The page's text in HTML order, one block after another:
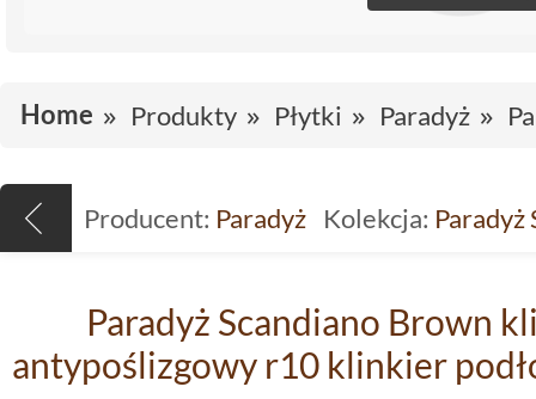
Home Produkty Płytki Paradyż
Producent: Paradyż Kolekcja: Paradyż
Paradyż Scandiano Brown
antypoślizgowy r10 klinkier